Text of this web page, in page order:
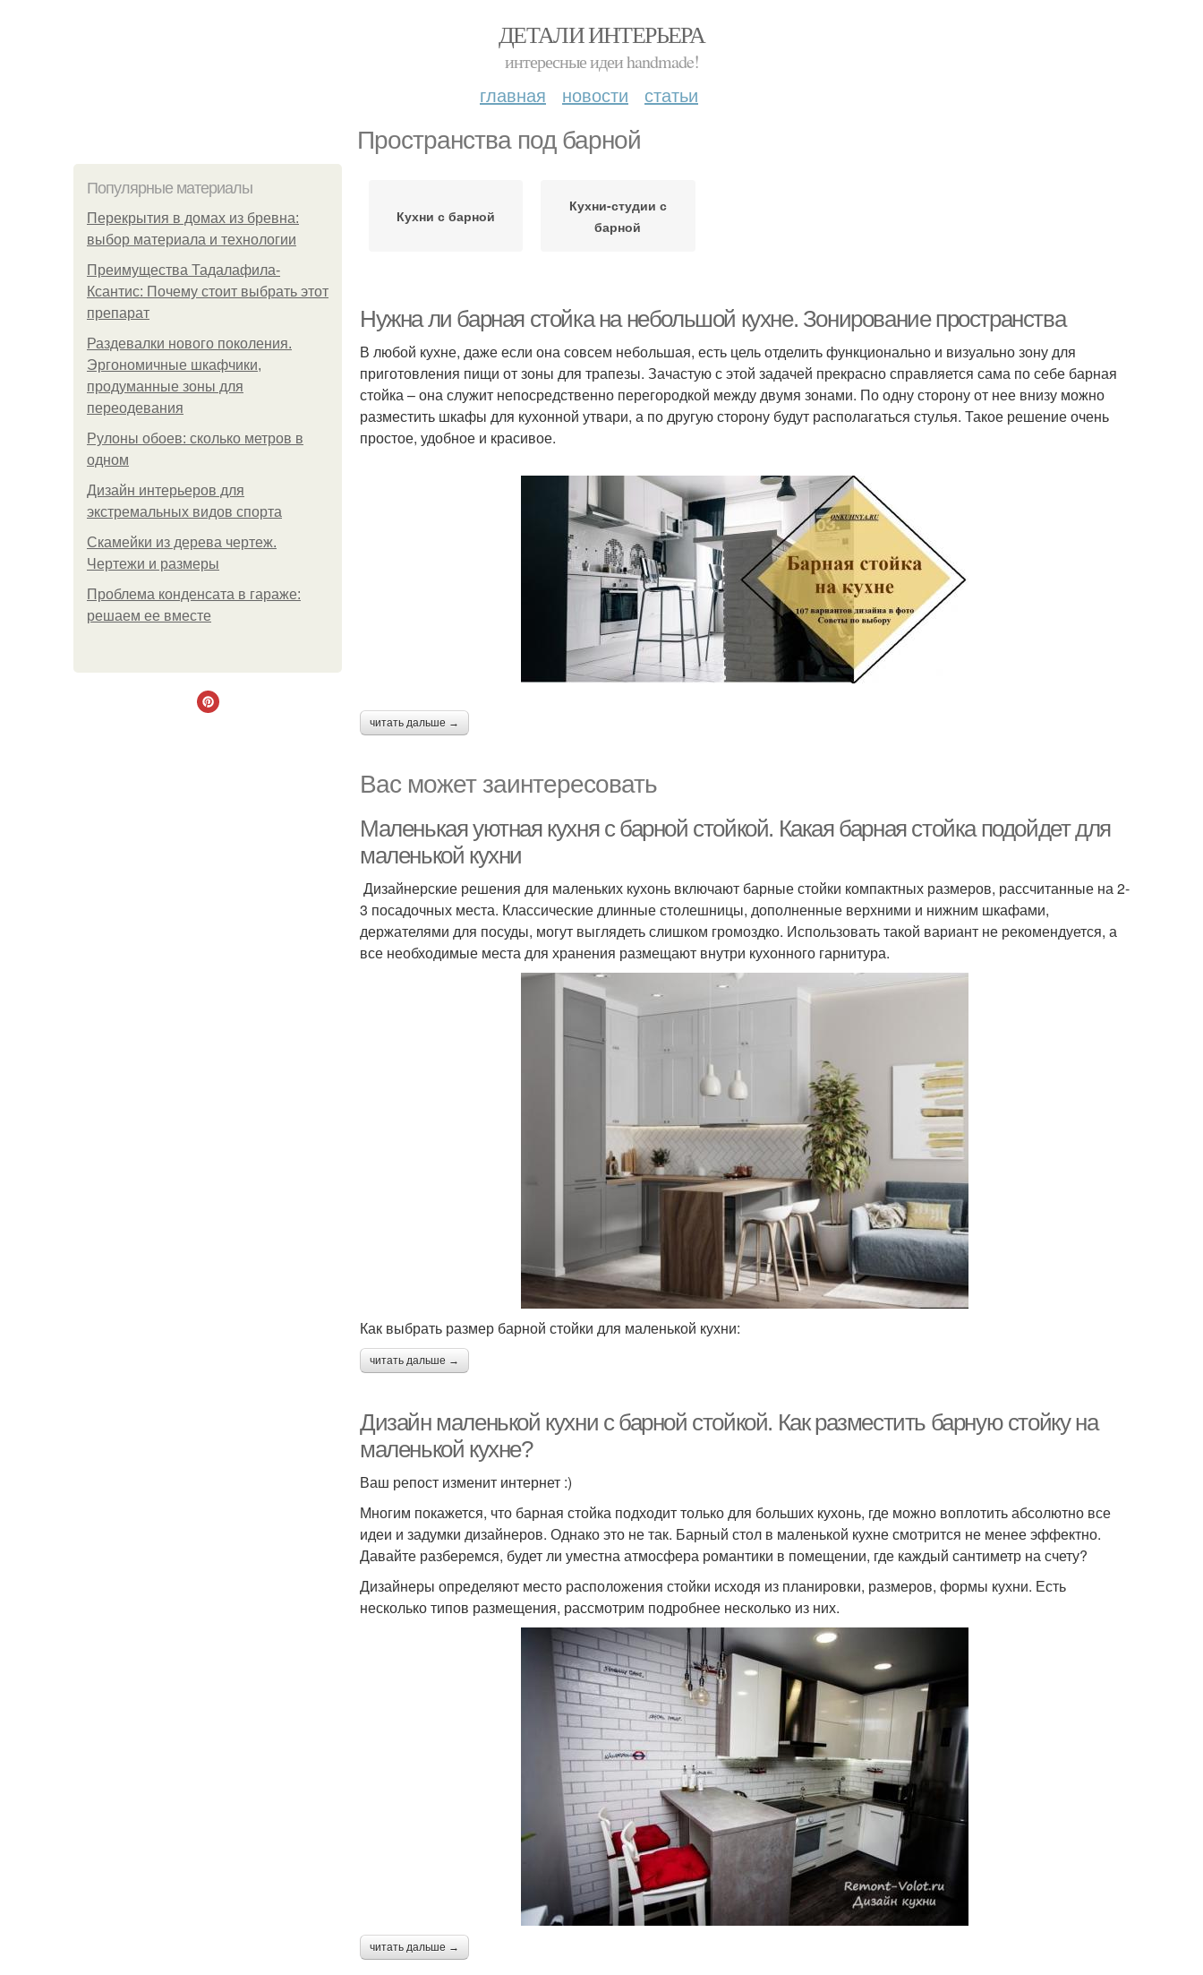
ДЕТАЛИ ИНТЕРЬЕРА
интересные идеи handmade!
главная новости статьи
Пространства под барной
Популярные материалы
Перекрытия в домах из бревна:
выбор материала и технологии
Преимущества Тадалафила-
Ксантис: Почему стоит выбрать этот
препарат
Раздевалки нового поколения.
Эргономичные шкафчики,
продуманные зоны для
переодевания
Рулоны обоев: сколько метров в
одном
Дизайн интерьеров для
экстремальных видов спорта
Скамейки из дерева чертеж.
Чертежи и размеры
Проблема конденсата в гараже:
решаем ее вместе
Кухни с барной
Кухни-студии с
барной
Нужна ли барная стойка на небольшой кухне. Зонирование пространства
В любой кухне, даже если она совсем небольшая, есть цель отделить функционально и визуально зону для
приготовления пищи от зоны для трапезы. Зачастую с этой задачей прекрасно справляется сама по себе барная
стойка – она служит непосредственно перегородкой между двумя зонами. По одну сторону от нее внизу можно
разместить шкафы для кухонной утвари, а по другую сторону будут располагаться стулья. Такое решение очень
простое, удобное и красивое.
читать дальше →
Вас может заинтересовать
Маленькая уютная кухня с барной стойкой. Какая барная стойка подойдет для
маленькой кухни
Дизайнерские решения для маленьких кухонь включают барные стойки компактных размеров, рассчитанные на 2-
3 посадочных места. Классические длинные столешницы, дополненные верхними и нижним шкафами,
держателями для посуды, могут выглядеть слишком громоздко. Использовать такой вариант не рекомендуется, а
все необходимые места для хранения размещают внутри кухонного гарнитура.
Как выбрать размер барной стойки для маленькой кухни:
читать дальше →
Дизайн маленькой кухни с барной стойкой. Как разместить барную стойку на
маленькой кухне?
Ваш репост изменит интернет :)
Многим покажется, что барная стойка подходит только для больших кухонь, где можно воплотить абсолютно все
идеи и задумки дизайнеров. Однако это не так. Барный стол в маленькой кухне смотрится не менее эффектно.
Давайте разберемся, будет ли уместна атмосфера романтики в помещении, где каждый сантиметр на счету?
Дизайнеры определяют место расположения стойки исходя из планировки, размеров, формы кухни. Есть
несколько типов размещения, рассмотрим подробнее несколько из них.
читать дальше →